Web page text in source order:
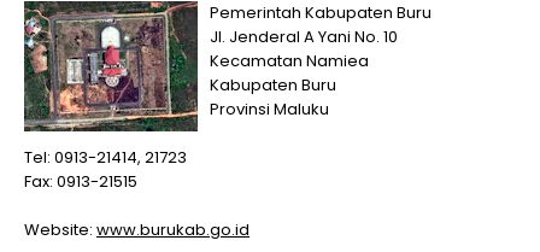
Pemerintah Kabupaten Buru
Jl. Jenderal A Yani No. 10
Kecamatan Namiea
Kabupaten Buru
Provinsi Maluku
Tel: 0913-21414, 21723
Fax: 0913-21515
Website: www.burukab.go.id